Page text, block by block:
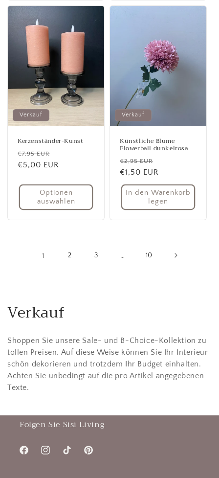
Verkauf
Kerzenständer-Kunst
Normaler
Preis
€7,95 EUR
€5,00 EUR
Optionen
auswählen
Verkauf
Künstliche Blume
Flowerball dunkelrosa
Normaler
Preis
€2,95 EUR
€1,50 EUR
In den Warenkorb
legen
1 2 3 … 10
Verkauf
Shoppen Sie unsere Sale- und B-Choice-Kollektion zu
tollen Preisen. Auf diese Weise können Sie Ihr Interieur
schön dekorieren und trotzdem Ihr Budget einhalten.
Achten Sie unbedingt auf die pro Artikel angegebenen
Texte.
Folgen Sie Sisi Living
FacebookInstagramTikTok Pinterest